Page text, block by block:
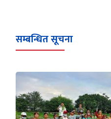
सम्बन्धित सूचना